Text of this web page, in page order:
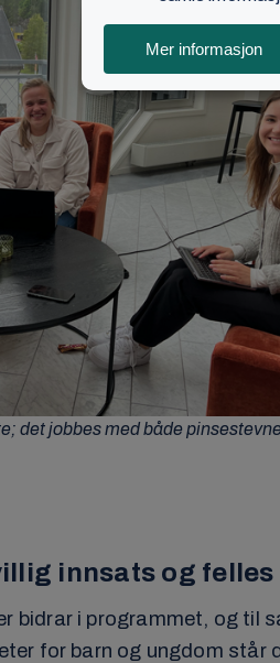
det jobbes med både
innsats og
bidrar i programmet, og til
for barn og ungdom står